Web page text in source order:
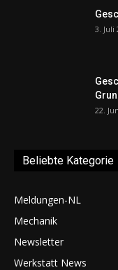
3. Juli
22.
Beliebte Kategorie
Meldungen-NL
Mechanik
Newsletter
Werkstatt News